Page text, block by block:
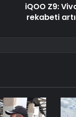
iQOO Z9:
rekabeti